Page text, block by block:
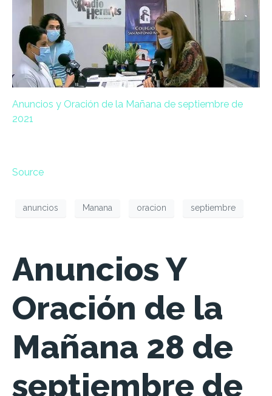
Anuncios y Oración de la Mañana de septiembre de
2021
Source
anuncios Manana oracion septiembre
Anuncios Y
Oración de la
Mañana 28 de
septiembre de